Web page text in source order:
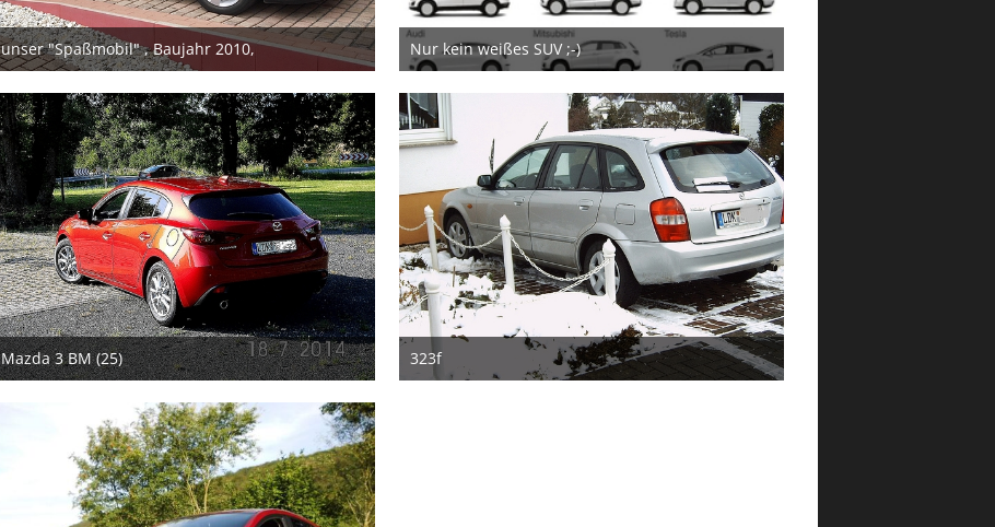
unser "Spaßmobil" , Baujahr 2010,
17. April 2026
Nur kein weißes SUV ;-)
4. März 2023
Mazda 3 BM (25)
4. März 2023
323f
4. März 2023